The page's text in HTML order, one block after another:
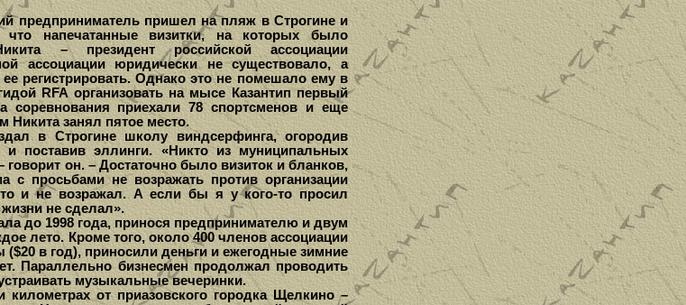
предприниматель пришел на пляж в Строгине и
напечатанные визитки, на которых было
– президент российской ассоциации
ассоциации юридически не существовало, а
регистрировать. Однако это не помешало ему в
RFA организовать на мысе Казантип первый
соревнования приехали 78 спортсменов и еще
Никита занял пятое место.
в Строгине школу виндсерфинга, огородив
и поставив эллинги. «Никто из муниципальных
говорит он. – Достаточно было визиток и бланков,
с просьбами не возражать против организации
и не возражал. А если бы я у кого-то просил
не сделал».
до 1998 года, принося предпринимателю и двум
лето. Кроме того, около 400 членов ассоциации
($20 в год), приносили деньги и ежегодные зимние
Параллельно бизнесмен продолжал проводить
музыкальные вечеринки.
от приазовского городка Щелкино –